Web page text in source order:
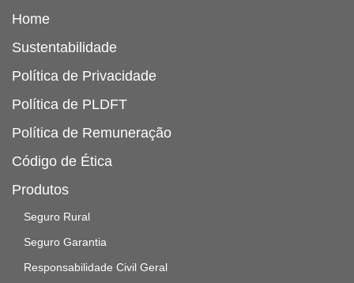
Home
Sustentabilidade
Política de Privacidade
Política de PLDFT
Política de Remuneração
Código de Ética
Produtos
Seguro Rural
Seguro Garantia
Responsabilidade Civil Geral